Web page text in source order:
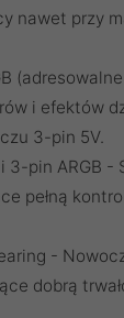
nawet przy
(adresowalne
i efektów
3-pin 5V.
3-pin ARGB -
pełną
-
dobrą